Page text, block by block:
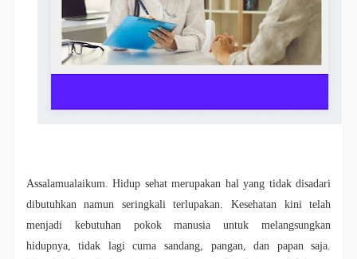
Assalamualaikum. Hidup sehat merupakan hal yang tidak disadari
dibutuhkan namun seringkali terlupakan. Kesehatan kini telah
menjadi kebutuhan pokok manusia untuk melangsungkan
hidupnya, tidak lagi cuma sandang, pangan, dan papan saja.